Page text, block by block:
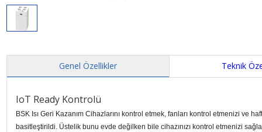
Genel Özellikler Teknik
IoT Ready Kontrolü
BSK Isı Geri Kazanım Cihazlarını kontrol etmek, fanları kontrol etmenizi ve
basitleştirildi. Üstelik bunu evde değilken bile cihazınızı kontrol etmenizi